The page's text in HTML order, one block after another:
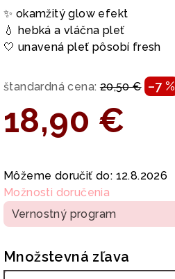
z
5
hviezdičiek.
✨ okamžitý glow efekt
💧 hebká a vláčna pleť
🤍 unavená pleť pôsobí fresh
štandardná cena: 20,50 € –7 %
18,90 €
cena:
Môžeme doručiť do: 12.8.2026
Možnosti doručenia
Vernostný program
Množstevná zľava